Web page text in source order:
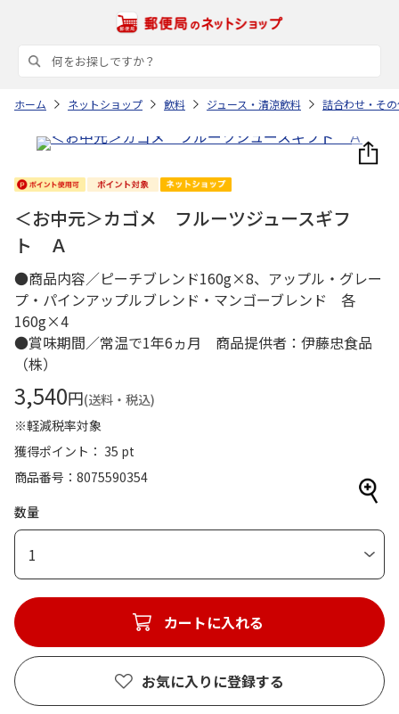
ホーム ネットショップ 飲料 ジュース・清涼飲料 詰合わせ・そ
＜お中元＞カゴメ フルーツジュースギフ
ト Ａ
●商品内容／ピーチブレンド160g×8、アップル・グレー
プ・パインアップルブレンド・マンゴーブレンド 各
160g×4
●賞味期間／常温で1年6ヵ月 商品提供者：伊藤忠食品
（株）
3,540円(送料・税込)
※軽減税率対象
獲得ポイント： 35 pt
商品番号
8075590354
数量
1
カートに入れる
お気に入りに登録する